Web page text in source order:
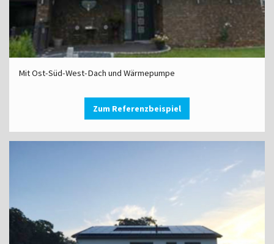
Mit Ost-Süd-West-Dach und Wärmepumpe
Zum Referenzbeispiel